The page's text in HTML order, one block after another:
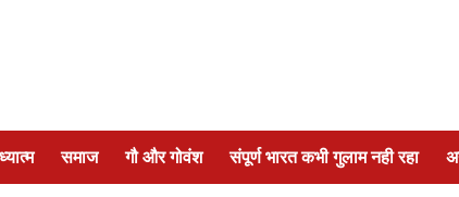
समाज गौ और गोवंश संपूर्ण भारत कभी गुलाम नही रहा